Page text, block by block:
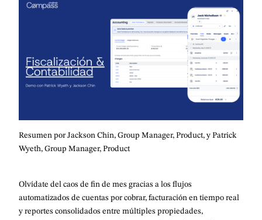
Resumen por Jackson Chin, Group Manager, Product, y Patrick
Wyeth, Group Manager, Product
Olvídate del caos de fin de mes gracias a los flujos
automatizados de cuentas por cobrar, facturación en tiempo real
y reportes consolidados entre múltiples propiedades,